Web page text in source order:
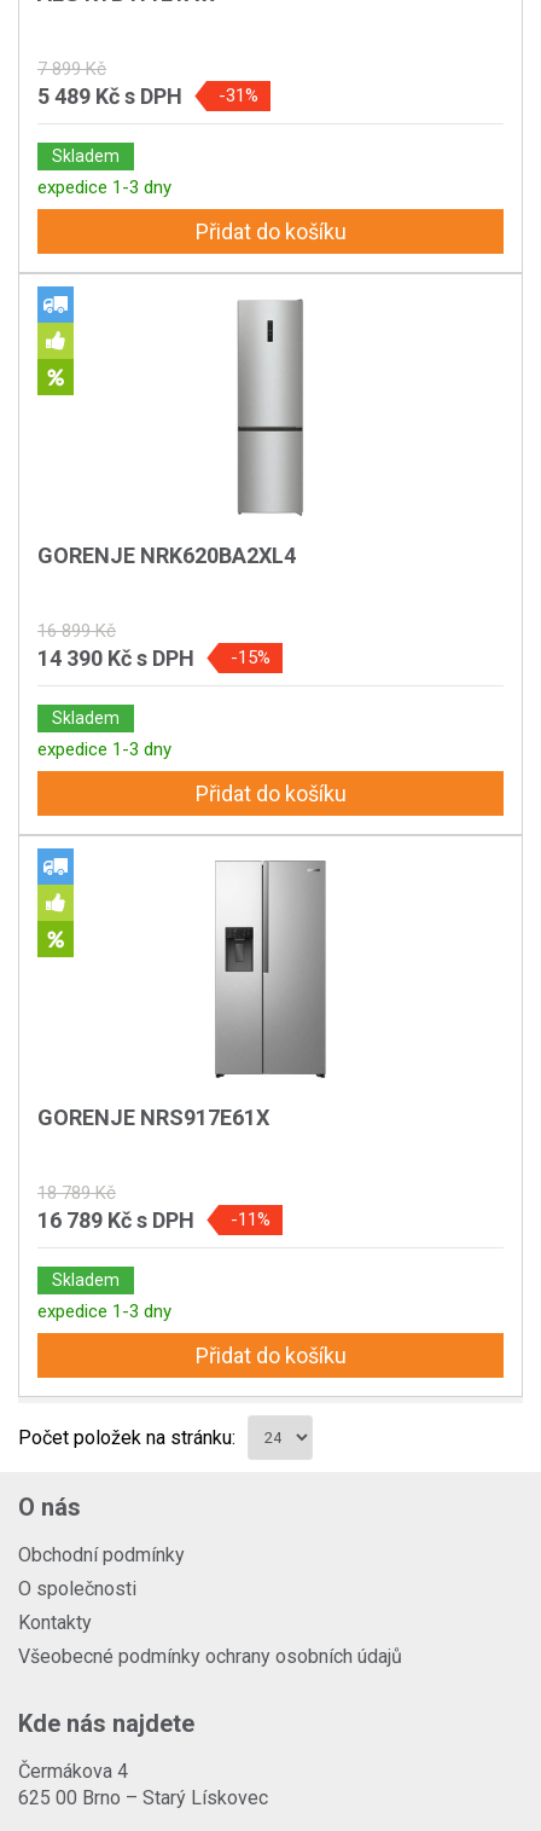
7 899 Kč
5 489 Kčs DPH -31%
Skladem
expedice 1-3 dny
Přidat do košíku
GORENJE NRK620BA2XL4
16 899 Kč
14 390 Kčs DPH -15%
Skladem
expedice 1-3 dny
Přidat do košíku
GORENJE NRS917E61X
18 789 Kč
16 789 Kčs DPH -11%
Skladem
expedice 1-3 dny
Přidat do košíku
Počet položek na stránku:
O nás
Obchodní podmínky
O společnosti
Kontakty
Všeobecné podmínky ochrany osobních údajů
Kde nás najdete
Čermákova 4
625 00 Brno – Starý Lískovec